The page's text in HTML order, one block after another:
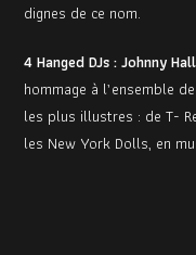
dignes de ce nom.
4 Hanged DJs : Johnny
hommage à l’ensemble
les plus illustres : de T-
les New York Dolls, en